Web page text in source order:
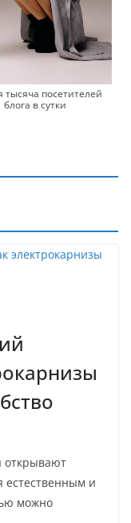
тысяча посетителей
блога в сутки
открывают
естественным и
можно